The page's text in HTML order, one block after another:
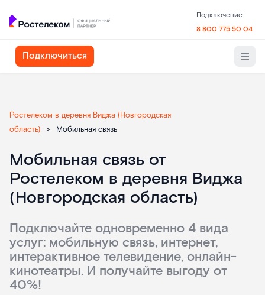
Подключение:
8 800 775 50 04
Подключиться
Ростелеком в деревня Виджа (Новгородская
область)
> Мобильная связь
Мобильная связь от
Ростелеком в деревня Виджа
(Новгородская область)
Подключайте одновременно 4 вида
услуг: мобильную связь, интернет,
интерактивное телевидение, онлайн-
кинотеатры. И получайте выгоду от
40%!